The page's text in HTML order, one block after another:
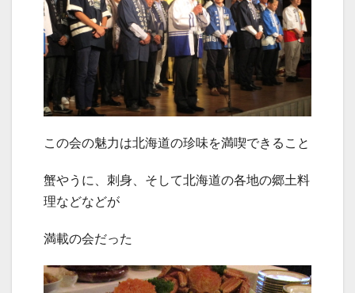
この会の魅力は北海道の珍味を満喫できること
蟹やうに、刺身、そして北海道の各地の郷土料
理などなどが
満載の会だった